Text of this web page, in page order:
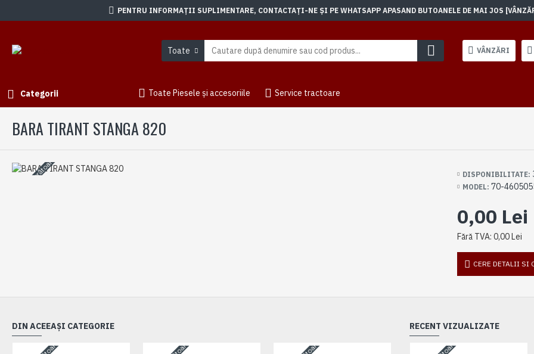
PENTRU INFORMAȚII SUPLIMENTARE, CONTACTAȚI-NE ȘI PE WHATSAPP APASAND BUTOANELE DE MAI JOS
Toate VÂNZĂRI
Categorii Toate Piesele și accesoriile Service tractoare
BARA TIRANT STANGA 820
3-5 zile lucrătoare DISPONIBILITATE:
MODEL: 70-
0,00 Lei
Fără TVA: 0,00 Lei
CERE DETALII SI
DIN ACEEAȘI CATEGORIE RECENT VIZUALIZATE